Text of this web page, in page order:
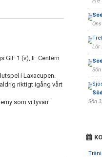
1 (v), IF Centern
i Laxacupen.
riktigt igång vårt
som vi tyvärr
Lör
Sön